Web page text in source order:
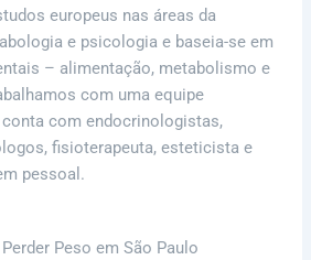
europeus nas áreas da
e psicologia e baseia-se em
– alimentação, metabolismo e
com uma equipe
com endocrinologistas,
fisioterapeuta, esteticista e
pessoal.
Peso em São Paulo